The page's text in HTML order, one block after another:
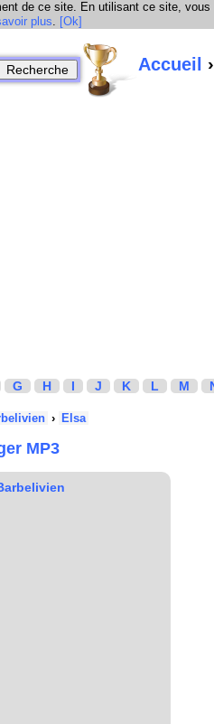
de ce site. En utilisant ce site, vous
plus. [Ok]
Accueil
G H I J K L M
› Elsa
MP3